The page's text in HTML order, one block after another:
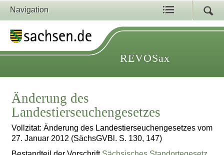
Navigation
REVOSax
Änderung des
Landestierseuchengesetzes
Vollzitat: Änderung des Landestierseuchengesetzes vom
27. Januar 2012 (SächsGVBl. S. 130, 147)